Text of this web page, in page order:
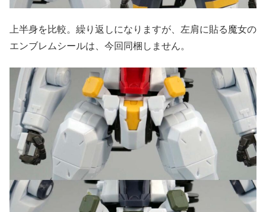
上半身を比較。繰り返しになりますが、左肩に貼る魔女の
エンブレムシールは、今回同梱しません。